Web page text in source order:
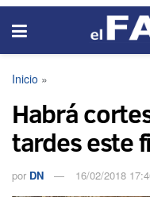
Inicio »
Habrá
tardes este
por DN 16/02/2018